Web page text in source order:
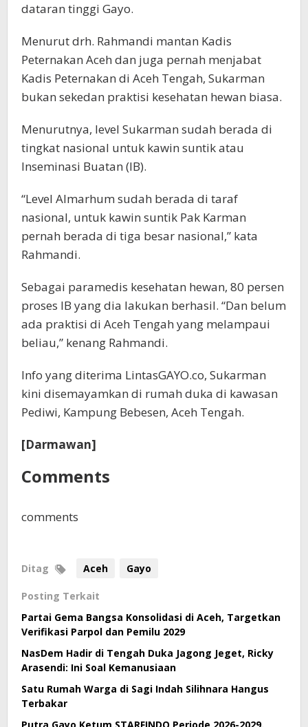
dataran tinggi Gayo.
Menurut drh. Rahmandi mantan Kadis
Peternakan Aceh dan juga pernah menjabat
Kadis Peternakan di Aceh Tengah, Sukarman
bukan sekedan praktisi kesehatan hewan biasa.
Menurutnya, level Sukarman sudah berada di
tingkat nasional untuk kawin suntik atau
Inseminasi Buatan (IB).
“Level Almarhum sudah berada di taraf
nasional, untuk kawin suntik Pak Karman
pernah berada di tiga besar nasional,” kata
Rahmandi.
Sebagai paramedis kesehatan hewan, 80 persen
proses IB yang dia lakukan berhasil. “Dan belum
ada praktisi di Aceh Tengah yang melampaui
beliau,” kenang Rahmandi.
Info yang diterima LintasGAYO.co, Sukarman
kini disemayamkan di rumah duka di kawasan
Pediwi, Kampung Bebesen, Aceh Tengah.
[Darmawan]
Comments
comments
Ditag Aceh Gayo
Posting Terkait
Partai Gema Bangsa Konsolidasi di Aceh, Targetkan
Verifikasi Parpol dan Pemilu 2029
NasDem Hadir di Tengah Duka Jagong Jeget, Ricky
Arasendi: Ini Soal Kemanusiaan
Satu Rumah Warga di Sagi Indah Silihnara Hangus
Terbakar